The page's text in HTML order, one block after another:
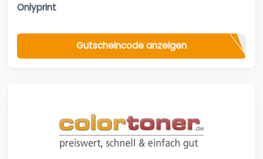
Onlyprint
Gutscheincode anzeigen